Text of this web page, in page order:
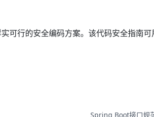
可行的安全编码方案。该代码安全指南可
Spring Boot接口规